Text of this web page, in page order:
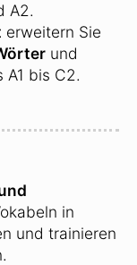
A2.
erweitern Sie
und
bis C2.
in
und trainieren